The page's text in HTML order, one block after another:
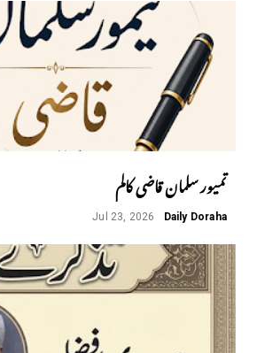
تمیور سلمان قاضی کالم
Daily Doraha
Jul 23, 2026